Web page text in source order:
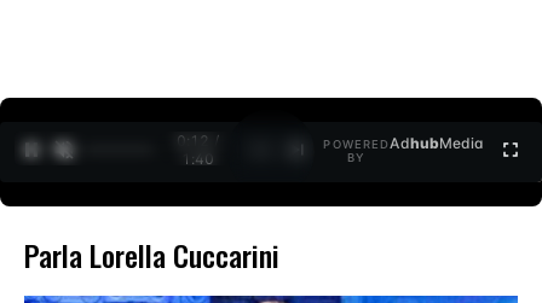
0:12 /
1:40
POWERED
BY
AdhubMedia
Parla Lorella Cuccarini